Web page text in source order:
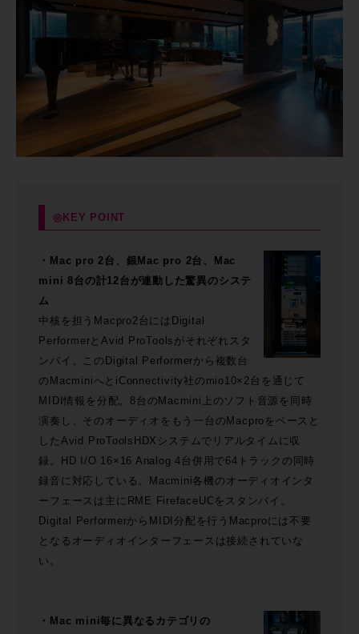
◎KEY POINT
・Mac pro 2台、銀Mac pro 2台、Mac
mini 8台の計12台が連動した驚異のシステ
ム
中核を担うMacpro2台にはDigital
PerformerとAvid ProToolsがそれぞれスタ
ンバイ。このDigital Performerから複数台
のMacminiへとiConnectivity社のmio10×2台を通じて
MIDI情報を分配。8台のMacmini上のソフト音源を同時
演奏し、そのオーディオをもう一台のMacproをベースと
したAvid ProToolsHDXシステムでリアルタイムに収
録。HD I/O 16×16 Analog 4台併用で64トラックの同時
録音に対応している。Macmini各機のオーディオインタ
ーフェースは主にRME FirefaceUCをスタンバイ。
Digital PerformerからMIDI分配を行うMacproには不要
となるオーディオインターフェースは接続されていな
い。
・Mac mini毎に異なるカテゴリの